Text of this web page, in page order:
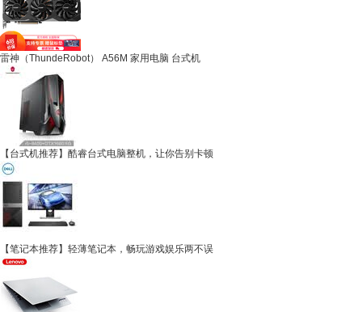
雷神（ThundeRobot） A56M 家用电脑 台式机
【台式机推荐】酷睿台式电脑整机，让你告别卡顿
【笔记本推荐】轻薄笔记本，畅玩游戏娱乐两不误